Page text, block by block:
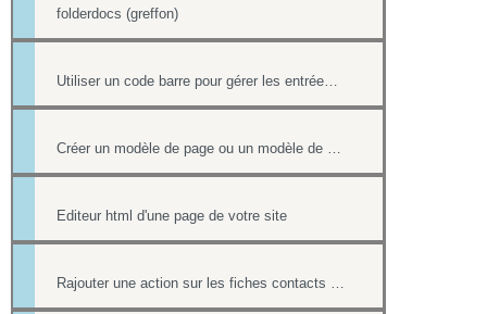
folderdocs (greffon)
Utiliser un code barre pour gérer les entrées à ses événements
Créer un modèle de page ou un modèle de mailing
Editeur html d'une page de votre site
Rajouter une action sur les fiches contacts de chacun des destinataires d'un mailing